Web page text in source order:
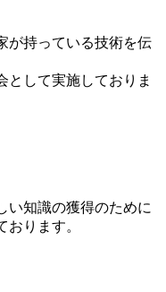
が持っている技術を伝
として実施しておりま
い知識の獲得のために
ります。